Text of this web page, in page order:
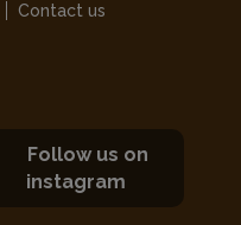
Contact us
Follow us on
instagram